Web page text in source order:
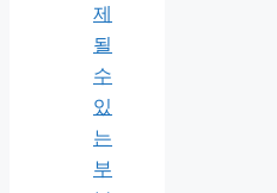
제
될
수
있
는
부